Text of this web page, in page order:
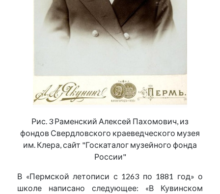
Рис. 3 Раменский Алексей Пахомович, из
фондов Свердловского краеведческого музея
им. Клера, сайт "Госкаталог музейного фонда
России"
В «Пермской летописи с 1263 по 1881 год» о
школе написано следующее: «В Кувинском